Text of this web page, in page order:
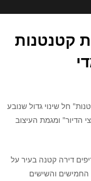
קטנטנות
חל שינוי גדול שנובע
הדיור" ומגמת העיצוב
דירה קטנה בעיר על
החמישים והשישים